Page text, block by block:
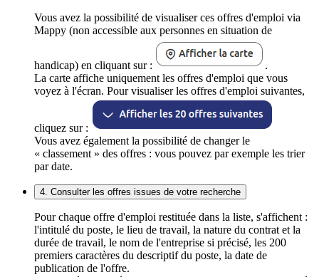
Vous avez la possibilité de visualiser ces offres d'emploi via
Mappy (non accessible aux personnes en situation de
handicap) en cliquant sur :
.
La carte affiche uniquement les offres d'emploi que vous
voyez à l'écran. Pour visualiser les offres d'emploi suivantes,
cliquez sur :
Vous avez également la possibilité de changer le
« classement » des offres : vous pouvez par exemple les trier
par date.
4. Consulter les offres issues de votre recherche
Pour chaque offre d'emploi restituée dans la liste, s'affichent :
l'intitulé du poste, le lieu de travail, la nature du contrat et la
durée de travail, le nom de l'entreprise si précisé, les 200
premiers caractères du descriptif du poste, la date de
publication de l'offre.